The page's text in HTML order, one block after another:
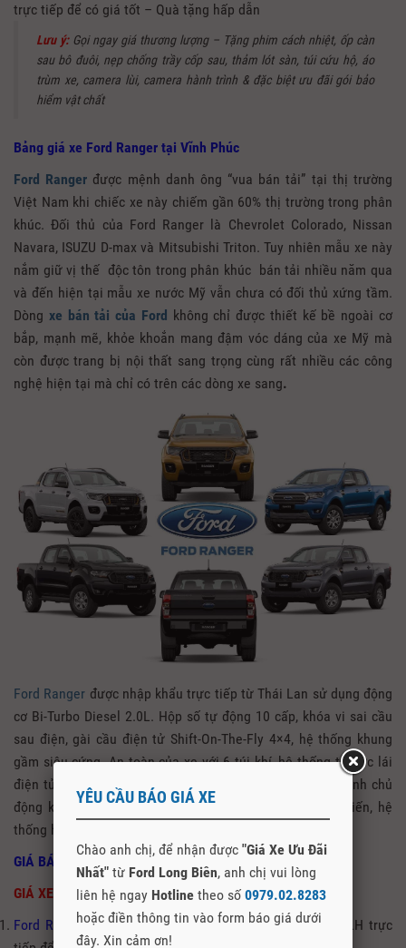
trực tiếp để có giá tốt – Quà tặng hấp dẫn
Lưu ý: Gọi ngay giá thương lượng – Tặng phim cách nhiệt, ốp càn
sau bô đuôi, nẹp chống trầy cốp sau, thảm lót sàn, túi cứu hộ, áo
trùm xe, camera lùi, camera hành trình & đặc biệt ưu đãi gói bảo
hiểm vật chất
Bảng giá xe Ford Ranger tại Vĩnh Phúc
Ford Ranger được mệnh danh ông “vua bán tải” tại thị trường
Việt Nam khi chiếc xe này chiếm gần 60% thị trường trong phân
khúc. Đối thủ của Ford Ranger là Chevrolet Colorado, Nissan
Navara, ISUZU D-max và Mitsubishi Triton. Tuy nhiên mẫu xe này
nắm giữ vị thế độc tôn trong phân khúc bán tải nhiều năm qua
và đến hiện tại mẫu xe nước Mỹ vẫn chưa có đối thủ xứng tầm.
Dòng xe bán tải của Ford không chỉ được thiết kế bề ngoài cơ
bắp, mạnh mẽ, khỏe khoắn mang đậm vóc dáng của xe Mỹ mà
còn được trang bị nội thất sang trọng cùng rất nhiều các công
nghệ hiện tại mà chỉ có trên các dòng xe sang.
Ford Ranger được nhập khẩu trực tiếp từ Thái Lan sử dụng động
cơ Bi-Turbo Diesel 2.0L. Hộp số tự động 10 cấp, khóa vi sai cầu
sau điện, gài cầu điện tử Shift-On-The-Fly 4×4, hệ thống khung
gầm siêu cứng. An toàn của xe với 6 túi khí, hệ thống trợ lực lái
điện tử (EPAS), hệ thống kiểm soát đổ đèo, hệ thống phanh chủ
động khẩn cấp (AEB), camera lùi cùng hệ thống cảm biến, hệ
thống hỗ trợ duy trì làn đường,…
GIÁ BÁN + ƯU ĐÃI XE FORD RANGER
GIÁ XE ƯU ĐÃI NHẤT + PHỤ KIỆN HẤP DẪN
Ford Ranger XLS 2.2L 4×2 MT(Máy dầu): 630 triệu + LH trực
YÊU CẦU BÁO GIÁ XE
Chào anh chị, để nhận được "Giá Xe Ưu Đãi
Nhất" từ Ford Long Biên, anh chị vui lòng
liên hệ ngay Hotline theo số 0979.02.8283
hoặc điền thông tin vào form báo giá dưới
đây. Xin cảm ơn!